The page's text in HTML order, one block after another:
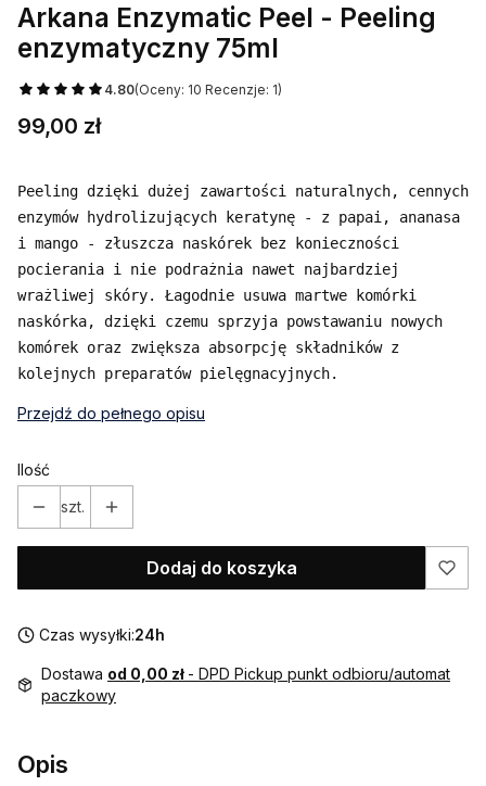
Arkana Enzymatic Peel - Peeling
enzymatyczny 75ml
4.80(Oceny: 10 Recenzje: 1)
Cena
99,00 zł
Peeling dzięki dużej zawartości naturalnych, cennych
enzymów hydrolizujących keratynę - z papai, ananasa
i mango - złuszcza naskórek bez konieczności
pocierania i nie podrażnia nawet najbardziej
wrażliwej skóry. Łagodnie usuwa martwe komórki
naskórka, dzięki czemu sprzyja powstawaniu nowych
komórek oraz zwiększa absorpcję składników z
kolejnych preparatów pielęgnacyjnych.
Przejdź do pełnego opisu
Ilość
szt.
Dodaj do koszyka
Czas wysyłki:24h
Dostawa od 0,00 zł - DPD Pickup punkt odbioru/automat
paczkowy
Opis